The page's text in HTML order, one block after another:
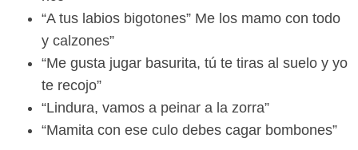
“A tus labios bigotones” Me los mamo con todo
y calzones”
“Me gusta jugar basurita, tú te tiras al suelo y yo
te recojo”
“Lindura, vamos a peinar a la zorra”
“Mamita con ese culo debes cagar bombones”